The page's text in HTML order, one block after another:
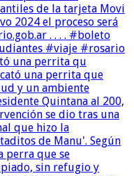
una perrita qu